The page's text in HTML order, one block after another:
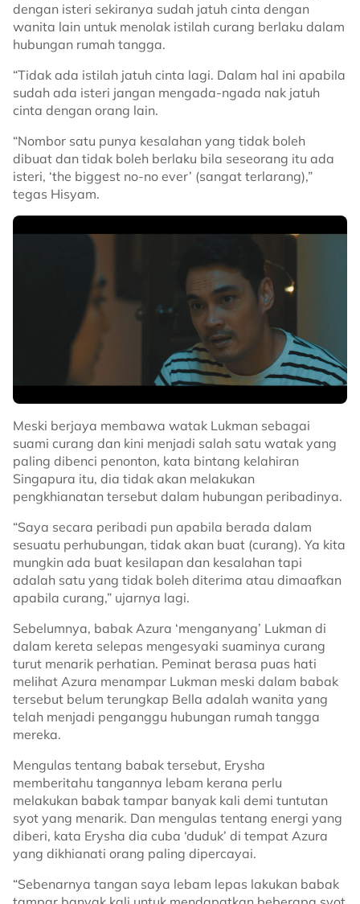
dengan isteri sekiranya sudah jatuh cinta dengan
wanita lain untuk menolak istilah curang berlaku dalam
hubungan rumah tangga.
“Tidak ada istilah jatuh cinta lagi. Dalam hal ini apabila
sudah ada isteri jangan mengada-ngada nak jatuh
cinta dengan orang lain.
“Nombor satu punya kesalahan yang tidak boleh
dibuat dan tidak boleh berlaku bila seseorang itu ada
isteri, ‘the biggest no-no ever’ (sangat terlarang),”
tegas Hisyam.
Meski berjaya membawa watak Lukman sebagai
suami curang dan kini menjadi salah satu watak yang
paling dibenci penonton, kata bintang kelahiran
Singapura itu, dia tidak akan melakukan
pengkhianatan tersebut dalam hubungan peribadinya.
“Saya secara peribadi pun apabila berada dalam
sesuatu perhubungan, tidak akan buat (curang). Ya kita
mungkin ada buat kesilapan dan kesalahan tapi
adalah satu yang tidak boleh diterima atau dimaafkan
apabila curang,” ujarnya lagi.
Sebelumnya, babak Azura ‘menganyang’ Lukman di
dalam kereta selepas mengesyaki suaminya curang
turut menarik perhatian. Peminat berasa puas hati
melihat Azura menampar Lukman meski dalam babak
tersebut belum terungkap Bella adalah wanita yang
telah menjadi penganggu hubungan rumah tangga
mereka.
Mengulas tentang babak tersebut, Erysha
memberitahu tangannya lebam kerana perlu
melakukan babak tampar banyak kali demi tuntutan
syot yang menarik. Dan mengulas tentang energi yang
diberi, kata Erysha dia cuba ‘duduk’ di tempat Azura
yang dikhianati orang paling dipercayai.
“Sebenarnya tangan saya lebam lepas lakukan babak